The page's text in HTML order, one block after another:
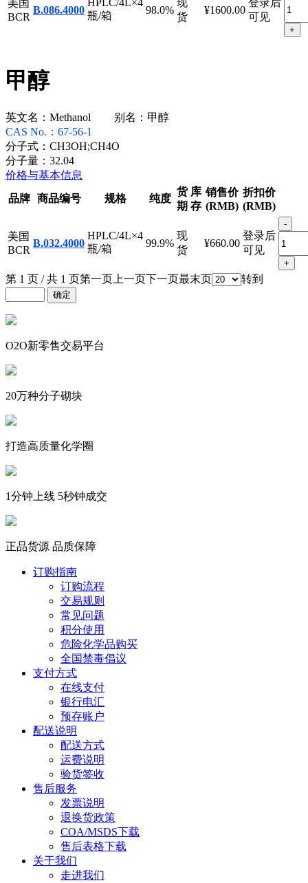
美国
BCR
B.086.4000 瓶/箱
98.0%
货
¥1600.00
可见
+
甲醇
英文名： Methanol 别名： 甲醇
CAS No.： 67-56-1
分子式： CH3OH;CH4O
分子量： 32.04
价格与基本信息
品牌
商品编号 规格 纯度
货
期
库
存
销售价
(RMB)
折扣价
(RMB)
美国
BCR
B.032.4000
HPLC/4L×4
瓶/箱
99.9%
现
货
¥660.00
登录后
可见
-
+
第 1 页 / 共 1 页第一页上一页下一页最末页 转到
O2O新零售交易平台
20万种分子砌块
打造高质量化学圈
1分钟上线 5秒钟成交
正品货源 品质保障
订购指南
订购流程
交易规则
常见问题
积分使用
危险化学品购买
全国禁毒倡议
支付方式
在线支付
银行电汇
预存账户
配送说明
配送方式
运费说明
验货签收
售后服务
发票说明
退换货政策
COA/MSDS下载
售后表格下载
关于我们
走进我们